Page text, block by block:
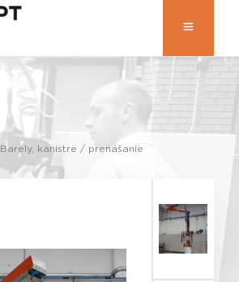
Barely, kanistre / prenášanie